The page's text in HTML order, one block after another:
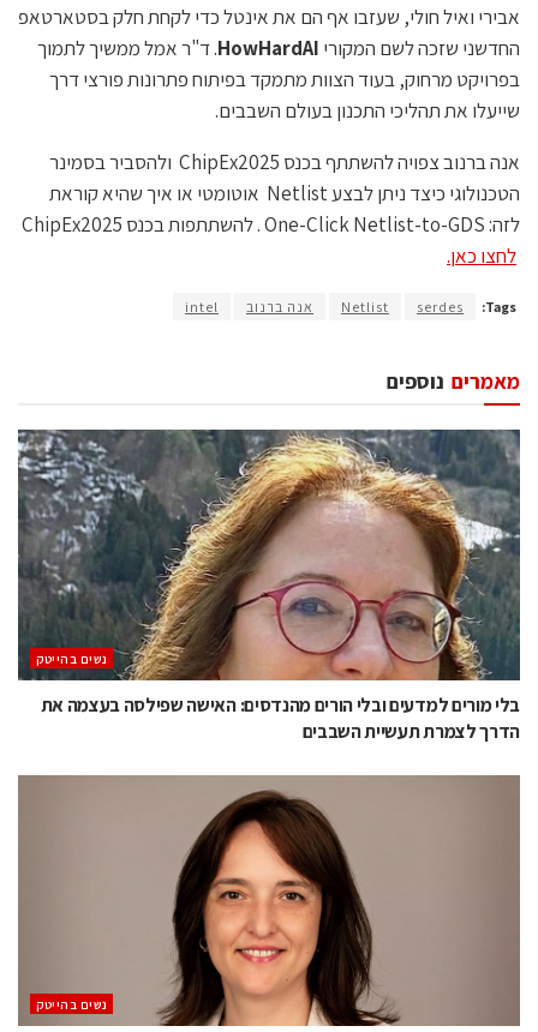
אבירי ואיל חולי, שעזבו אף הם את אינטל כדי לקחת חלק בסטארטאפ
החדשני שזכה לשם המקורי HowHardAI. ד"ר אמל ממשיך לתמוך
בפרויקט מרחוק, בעוד הצוות מתמקד בפיתוח פתרונות פורצי דרך
שייעלו את תהליכי התכנון בעולם השבבים.
אנה ברנוב צפויה להשתתף בכנס ChipEx2025 ולהסביר בסמינר
הטכנולוגי כיצד ניתן לבצע Netlist אוטומטי או איך שהיא קוראת
לזה: One-Click Netlist-to-GDS . להשתתפות בכנס ChipEx2025
לחצו כאן.
Tags:
serdes
Netlist אנה ברנוב intel
נוספים מאמרים
נשים בהייטק
בלי מורים למדעים ובלי הורים מהנדסים: האישה שפילסה בעצמה את
הדרך לצמרת תעשיית השבבים
נשים בהייטק